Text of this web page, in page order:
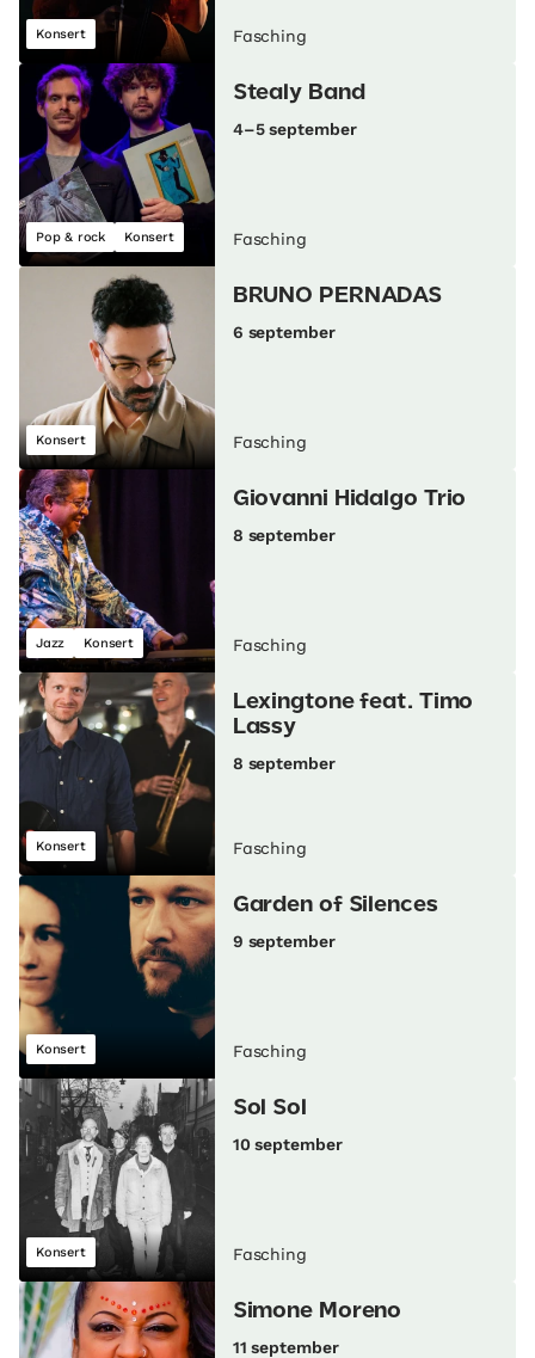
Konsert Fasching
Pop & rock Konsert
Stealy Band
4–5 september
Fasching
Konsert
BRUNO PERNADAS
6 september
Fasching
Jazz Konsert
Giovanni Hidalgo Trio
8 september
Fasching
Konsert
Lexingtone feat. Timo
Lassy
8 september
Fasching
Konsert
Garden of Silences
9 september
Fasching
Konsert
Sol Sol
10 september
Fasching
Simone Moreno
11 september